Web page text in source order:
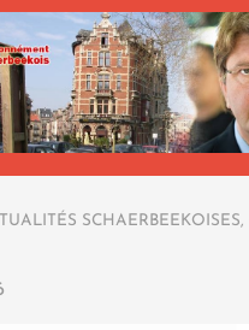
SCHAERBEEKOISES,